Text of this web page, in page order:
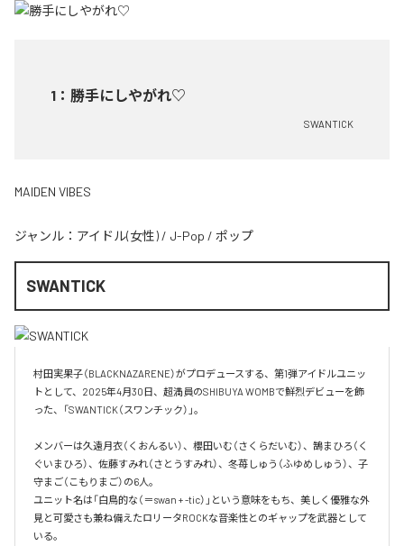
1 ： 勝手にしやがれ♡
SWANTICK
MAIDEN VIBES
ジャンル： アイドル(女性) / J-Pop / ポップ
SWANTICK
村田実果子（BLACKNAZARENE）がプロデュースする、第1弾アイドルユニッ
トとして、2025年4月30日、超満員のSHIBUYA WOMBで鮮烈デビューを飾
った、「SWANTICK（スワンチック）」。
メンバーは久遠月衣（くおんるい）、櫻田いむ（さくらだいむ）、鵠まひろ（く
ぐいまひろ）、佐藤すみれ（さとうすみれ）、冬苺しゅう（ふゆめしゅう）、子
守まご（こもりまご）の6人。
ユニット名は「白鳥的な（＝swan + -tic）」という意味をもち、美しく優雅な外
見と可愛さも兼ね備えたロリータROCKな音楽性とのギャップを武器として
いる。